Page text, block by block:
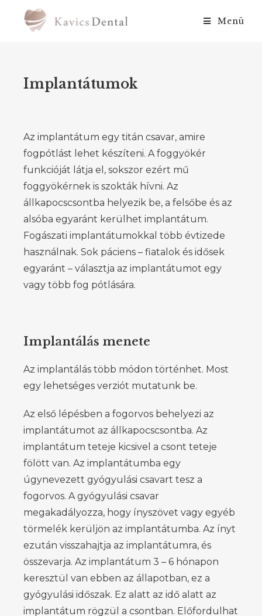
Menü
Implantátumok
Az implantátum egy titán csavar, amire
fogpótlást lehet készíteni. A foggyökér
funkcióját látja el, sokszor ezért mű
foggyökérnek is szokták hívni. Az
állkapocscsontba helyezik be, a felsőbe és az
alsóba egyaránt kerülhet implantátum.
Fogászati implantátumokkal több évtizede
használnak. Sok páciens – fiatalok és idősek
egyaránt – választja az implantátumot egy
vagy több fog pótlására.
Implantálás menete
Az implantálás több módon történhet. Most
egy lehetséges verziót mutatunk be.
Az első lépésben a fogorvos behelyezi az
implantátumot az állkapocscsontba. Az
implantátum teteje kicsivel a csont teteje
fölött van. Az implantátumba egy
úgynevezett gyógyulási csavart tesz a
fogorvos. A gyógyulási csavar
megakadályozza, hogy ínyszövet vagy egyéb
törmelék kerüljön az implantátumba. Az ínyt
ezután visszahajtja az implantátumra, és
összevarja. Az implantátum 3 – 6 hónapon
keresztül van ebben az állapotban, ez a
gyógyulási időszak. Ez alatt az idő alatt az
implantátum rögzül a csontban. Előfordulhat